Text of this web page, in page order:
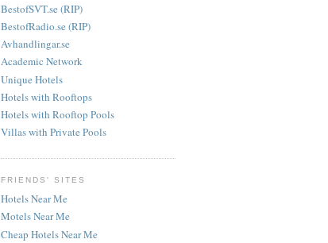
BestofSVT.se (RIP)
BestofRadio.se (RIP)
Avhandlingar.se
Academic Network
Unique Hotels
Hotels with Rooftops
Hotels with Rooftop Pools
Villas with Private Pools
FRIENDS' SITES
Hotels Near Me
Motels Near Me
Cheap Hotels Near Me